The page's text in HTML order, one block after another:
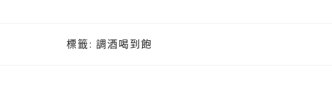
標籤: 調酒喝到飽